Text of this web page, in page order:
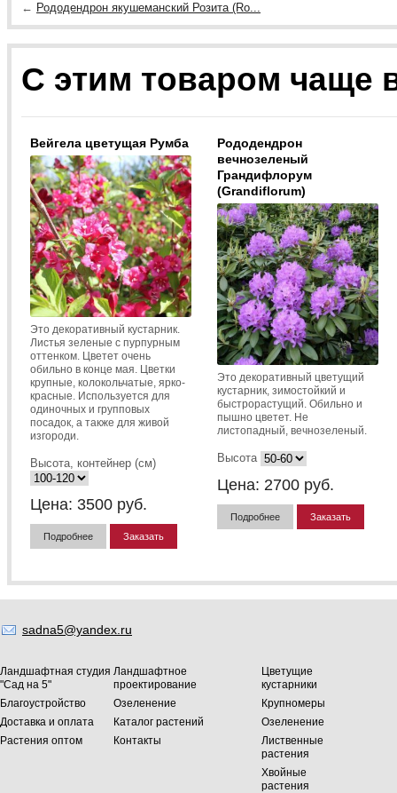
← Рододендрон якушеманский Розита (Ro...
С этим товаром чаще
Вейгела цветущая Румба
Это декоративный кустарник.
Листья зеленые с пурпурным
оттенком. Цветет очень
обильно в конце мая. Цветки
крупные, колокольчатые, ярко-
красные. Используется для
одиночных и групповых
посадок, а также для живой
изгороди.
Высота, контейнер (см)
Цена: 3500 руб.
Подробнее Заказать
Рододендрон
вечнозеленый
Грандифлорум
(Grandiflorum)
Это декоративный цветущий
кустарник, зимостойкий и
быстрорастущий. Обильно и
пышно цветет. Не
листопадный, вечнозеленый.
Высота
Цена: 2700 руб.
Подробнее Заказать
sadna5@yandex.ru
Ландшафтная студия
"Сад на 5"
Ландшафтное
проектирование
Благоустройство
Озеленение
Доставка и оплата
Каталог растений
Растения оптом
Контакты
Цветущие
кустарники
Крупномеры
Озеленение
Лиственные
растения
Хвойные
растения